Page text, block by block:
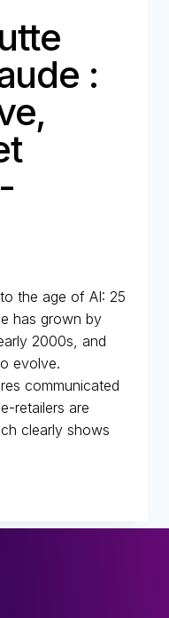
:
the age of AI: 25
has grown by
2000s, and
evolve.
communicated
retailers are
clearly shows